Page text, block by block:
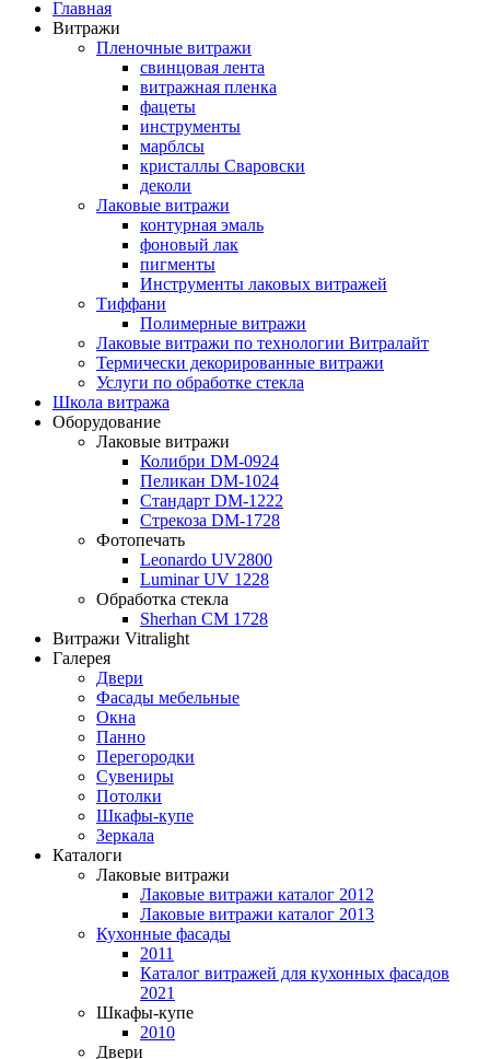
Главная
Витражи
Пленочные витражи
свинцовая лента
витражная пленка
фацеты
инструменты
марблсы
кристаллы Сваровски
деколи
Лаковые витражи
контурная эмаль
фоновый лак
пигменты
Инструменты лаковых витражей
Тиффани
Полимерные витражи
Лаковые витражи по технологии Витралайт
Термически декорированные витражи
Услуги по обработке стекла
Школа витража
Оборудование
Лаковые витражи
Колибри DM-0924
Пеликан DM-1024
Стандарт DM-1222
Стрекоза DM-1728
Фотопечать
Leonardo UV2800
Luminar UV 1228
Обработка стекла
Sherhan CM 1728
Витражи Vitralight
Галерея
Двери
Фасады мебельные
Окна
Панно
Перегородки
Сувениры
Потолки
Шкафы-купе
Зеркала
Каталоги
Лаковые витражи
Лаковые витражи каталог 2012
Лаковые витражи каталог 2013
Кухонные фасады
2011
Каталог витражей для кухонных фасадов
2021
Шкафы-купе
2010
Двери